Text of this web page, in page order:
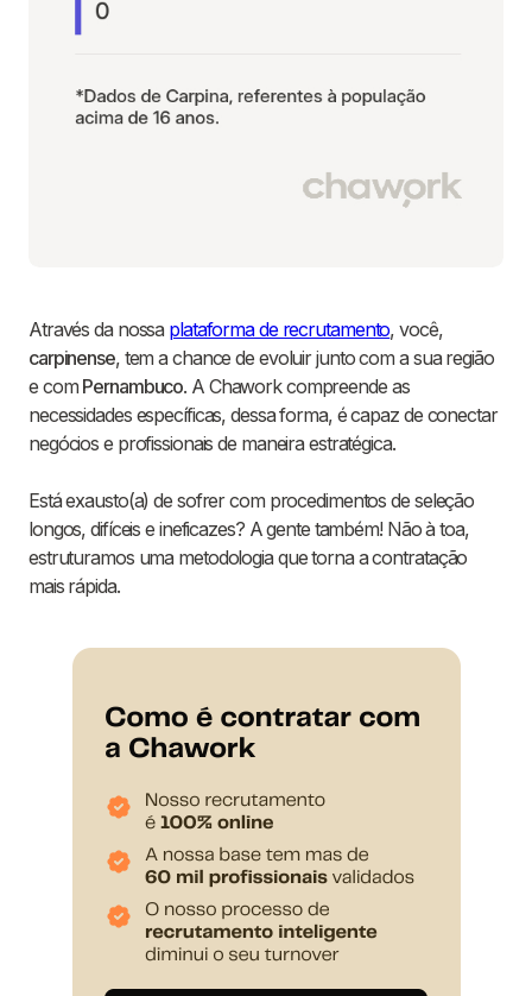
Através da nossa plataforma de recrutamento, você,
carpinense, tem a chance de evoluir junto com a sua região
e com Pernambuco. A Chawork compreende as
necessidades específicas, dessa forma, é capaz de conectar
negócios e profissionais de maneira estratégica.
Está exausto(a) de sofrer com procedimentos de seleção
longos, difíceis e ineficazes? A gente também! Não à toa,
estruturamos uma metodologia que torna a contratação
mais rápida.